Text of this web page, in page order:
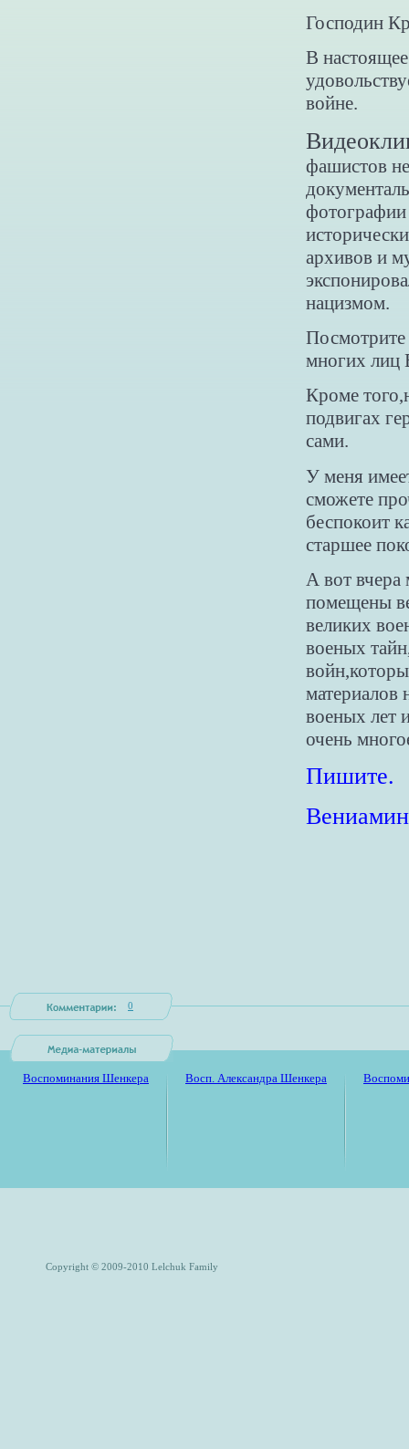
Господин
В
войне.
фашистов
фотографии
архивов и
нацизмом.
многих лиц
Кроме
подвигах
сами.
У меня
сможете
беспокоит
старшее
А вот вчера
помещены
великих
военых
материалов
военых лет
очень
Пишите.
0
Воспоминания Шенкера Восп. Александра Шенкера
Copyright © 2009-2010 Lelchuk Family